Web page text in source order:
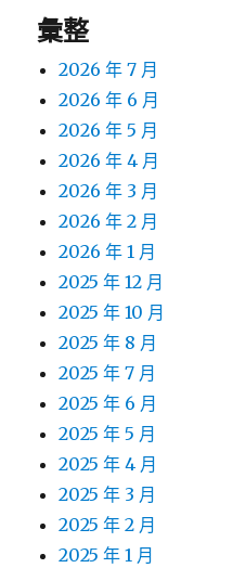
彙整
2026 年 7 月
2026 年 6 月
2026 年 5 月
2026 年 4 月
2026 年 3 月
2026 年 2 月
2026 年 1 月
2025 年 12 月
2025 年 10 月
2025 年 8 月
2025 年 7 月
2025 年 6 月
2025 年 5 月
2025 年 4 月
2025 年 3 月
2025 年 2 月
2025 年 1 月